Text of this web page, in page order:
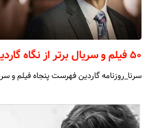
۵۰ فیلم و سریال برتر از نگاه گاردین
سرنا_روزنامه گاردین فهرست پنجاه فیلم و